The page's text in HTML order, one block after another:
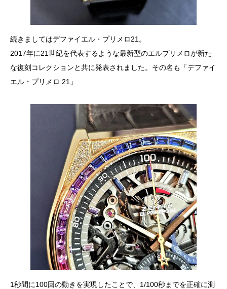
続きましてはデファイエル・プリメロ21。
2017年に21世紀を代表するような最新型のエルプリメロが新た
な復刻コレクションと共に発表されました。その名も「デファイ
エル・プリメロ 21」
1秒間に100回の動きを実現したことで、1/100秒までを正確に測